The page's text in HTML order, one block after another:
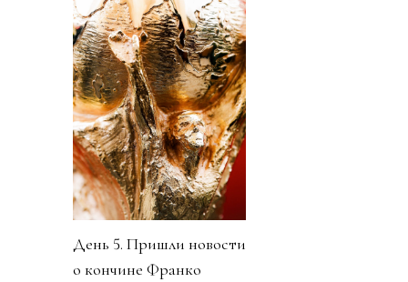
День 5. Пришли новости
о кончине Франко